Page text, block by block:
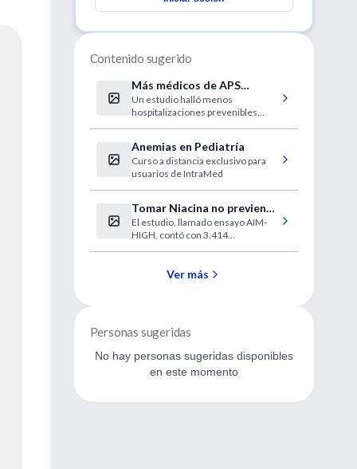
Contenido sugerido
Más médicos de APS
equivale a personas de la
tercera edad más sanas
Un estudio halló menos
hospitalizaciones prevenibles
Anemias en Pediatría
Curso a distancia exclusivo para
usuarios de IntraMed
Tomar Niacina no previene
problemas cardíacos
El estudio, llamado ensayo AIM-
HIGH, contó con 3.414
Ver más
Personas sugeridas
No hay personas sugeridas disponibles
en este momento